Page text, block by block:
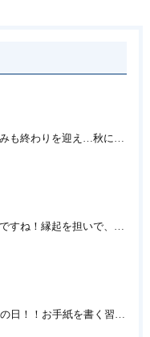
もうすぐ9月★夏休みも終わりを迎え…秋になったら新しいことを始めよう♪大人の趣味に書道なら青霄書法会へ！
本日縁起の良き1日ですね！縁起を担いで、新しいことをはじめる♪大人の趣味に書道なら「青霄書法会」
7月23日は文月ふみの日！！お手紙を書く習慣を…★書道のお稽古なら大阪の書道教室「青霄書法会」